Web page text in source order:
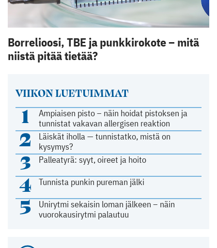
VIIKON LUETUIMMAT
1
Ampiaisen pisto – näin hoidat pistoksen ja
tunnistat vakavan allergisen reaktion
2
Läiskät iholla — tunnistatko, mistä on
kysymys?
3 Palleatyrä: syyt, oireet ja hoito
4 Tunnista punkin pureman jälki
5
Unirytmi sekaisin loman jälkeen – näin
vuorokausirytmi palautuu
Borrelioosi, TBE ja punkkirokote – mitä
niistä pitää tietää?